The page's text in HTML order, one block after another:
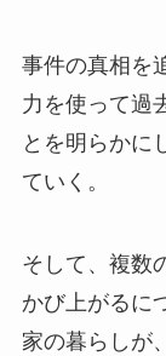
事件の真相を
力を使って過
とを明らかに
ていく。
そして、複数
かび上がるに
家の暮らしが